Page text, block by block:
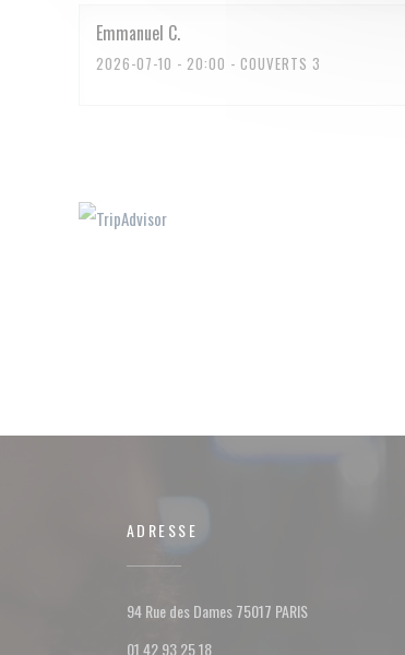
Emmanuel C
2026-07-10 - 20:00 - COUVERTS 3
ADRESSE
94 Rue des Dames 75017 PARIS((ouvre une
01 42 93 25 18